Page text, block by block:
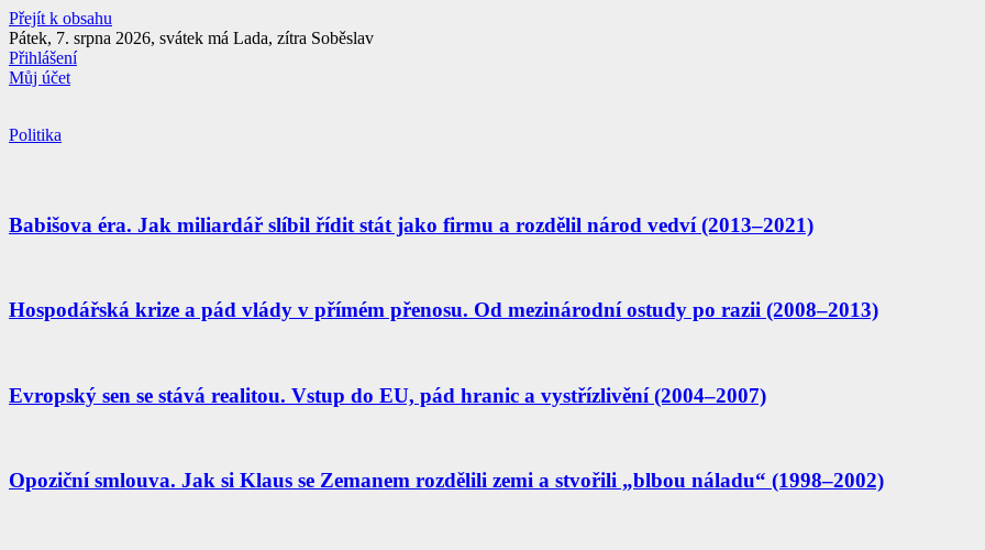
Přejít k obsahu
Pátek, 7. srpna 2026, svátek má Lada, zítra Soběslav
Přihlášení
Můj účet
Politika
Babišova éra. Jak miliardář slíbil řídit stát jako firmu a rozdělil národ vedví (2013–2021)
Hospodářská krize a pád vlády v přímém přenosu. Od mezinárodní ostudy po razii (2008–2013)
Evropský sen se stává realitou. Vstup do EU, pád hranic a vystřízlivění (2004–2007)
Opoziční smlouva. Jak si Klaus se Zemanem rozdělili zemi a stvořili „blbou náladu“ (1998–2002)